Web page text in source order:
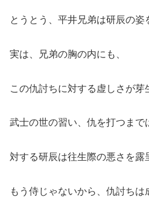
とうとう、平井兄弟は研辰の姿
実は、兄弟の胸の内にも、
この仇討ちに対する虚しさが芽
武士の世の習い、仇を打つまで
対する研辰は往生際の悪さを露
もう侍じゃないから、仇討ちは